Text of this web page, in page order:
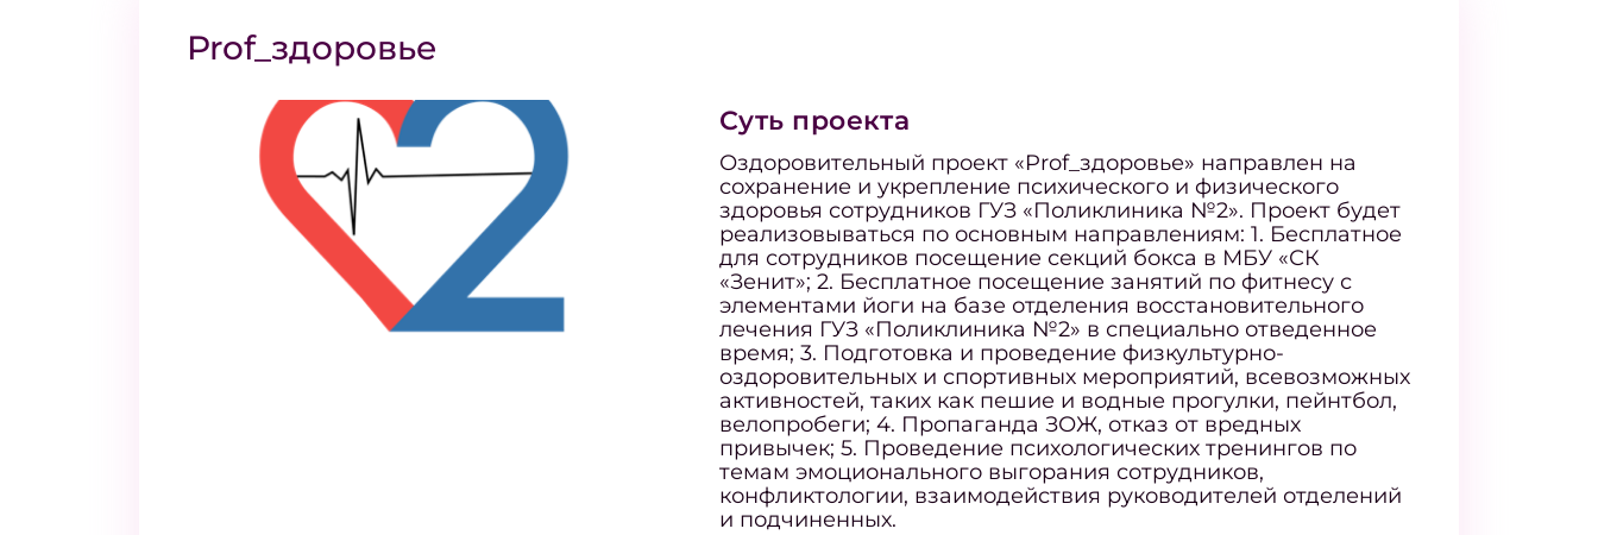
Prof_здоровье
Суть проекта
Оздоровительный проект «Prof_здоровье» направлен на
сохранение и укрепление психического и физического
здоровья сотрудников ГУЗ «Поликлиника №2». Проект будет
реализовываться по основным направлениям: 1. Бесплатное
для сотрудников посещение секций бокса в МБУ «СК
«Зенит»; 2. Бесплатное посещение занятий по фитнесу с
элементами йоги на базе отделения восстановительного
лечения ГУЗ «Поликлиника №2» в специально отведенное
время; 3. Подготовка и проведение физкультурно-
оздоровительных и спортивных мероприятий, всевозможных
активностей, таких как пешие и водные прогулки, пейнтбол,
велопробеги; 4. Пропаганда ЗОЖ, отказ от вредных
привычек; 5. Проведение психологических тренингов по
темам эмоционального выгорания сотрудников,
конфликтологии, взаимодействия руководителей отделений
и подчиненных.